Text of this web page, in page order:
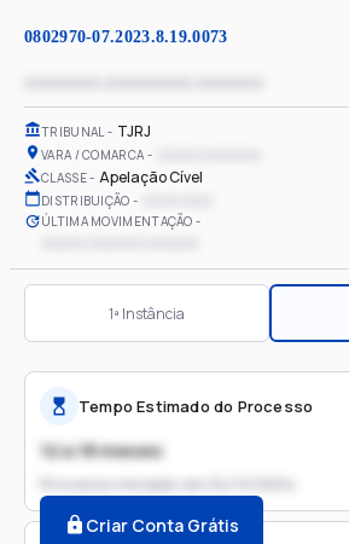
0802970-07.2023.8.19.0073
TRIBUNAL TJRJ
VARA / COMARCA
CLASSE Apelação Cível
DISTRIBUIÇÃO
ÚLTIMA MOVIMENTAÇÃO
1ª Instância
Tempo Estimado do Processo
12 a 18 meses
Processo iniciado em
Criar Conta Grátis